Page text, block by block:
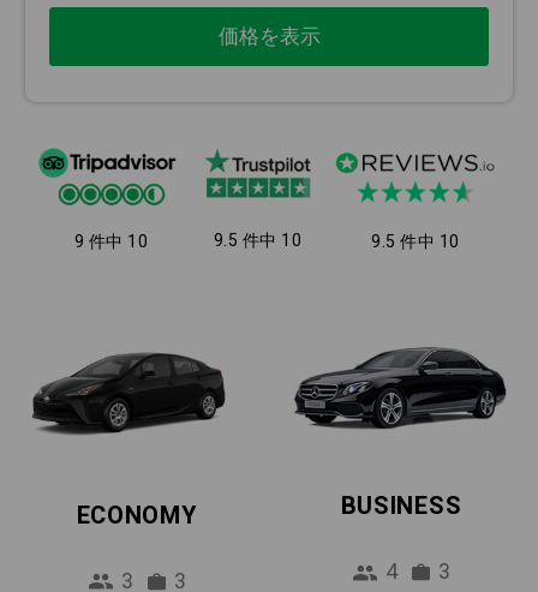
価格を表示
9 件中 10 9.5 件中 10 9.5 件中 10
ECONOMY
3 3
BUSINESS
4 3